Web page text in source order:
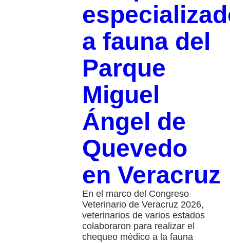
a fauna del
Parque
Miguel
Ángel de
Quevedo
en Veracruz
En el marco del Congreso
Veterinario de Veracruz 2026,
veterinarios de varios estados
colaboraron para realizar el
chequeo médico a la fauna